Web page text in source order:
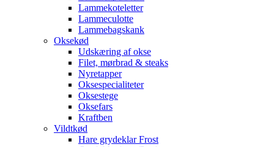
Lammekoteletter
Lammeculotte
Lammebagskank
Oksekød
Udskæring af okse
Filet, mørbrad & steaks
Nyretapper
Oksespecialiteter
Oksestege
Oksefars
Kraftben
Vildtkød
Hare grydeklar Frost